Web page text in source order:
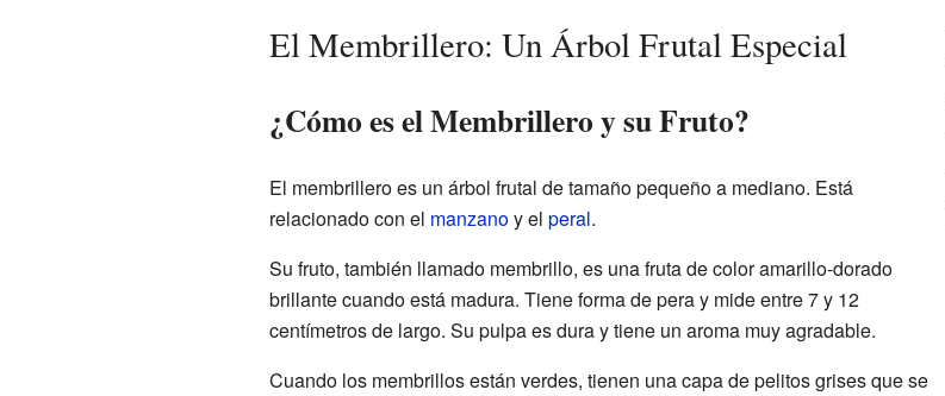
El Membrillero: Un Árbol Frutal Especial
¿Cómo es el Membrillero y su Fruto?
El membrillero es un árbol frutal de tamaño pequeño a mediano. Está
relacionado con el manzanoy el peral.
Su fruto, también llamado membrillo, es una fruta de color amarillo-dorado
brillante cuando está madura. Tiene forma de pera y mide entre 7 y 12
centímetros de largo. Su pulpa es dura y tiene un aroma muy agradable.
Cuando los membrillos están verdes, tienen una capa de pelitos grises que se